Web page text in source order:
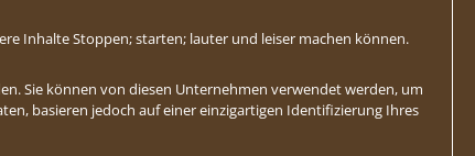
Inhalte Stoppen; starten; lauter und leiser machen können.
Sie können von diesen Unternehmen verwendet werden, um
basieren jedoch auf einer einzigartigen Identifizierung Ihres